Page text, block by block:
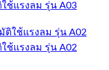
ช้แรงลม รุ่น A03
ช้แรงลม รุ่น A02